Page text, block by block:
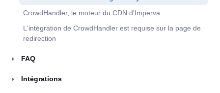
CrowdHandler, le moteur du CDN d'Imperva
L'intégration de CrowdHandler est requise sur la page de
redirection
FAQ
Intégrations